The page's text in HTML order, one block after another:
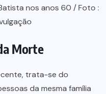
nos anos 60 / Foto :
Morte
trata-se do
da mesma família